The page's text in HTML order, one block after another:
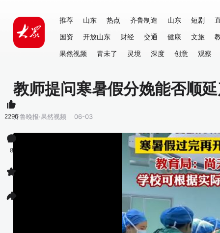
推荐 山东 热点 齐鲁制造 山东 短剧
国资
开放山东 财经 交通 健康 文旅
果然视频
青未了 灵境 深度 创意 观察
教师提问寒暑假分娩能否顺
齐鲁晚报·果然视频 06-03
2290
8